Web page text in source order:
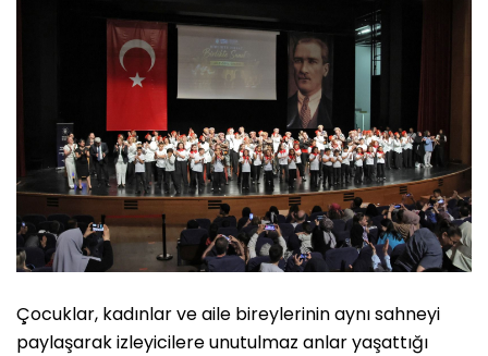
Çocuklar, kadınlar ve aile bireylerinin aynı sahneyi
paylaşarak izleyicilere unutulmaz anlar yaşattığı